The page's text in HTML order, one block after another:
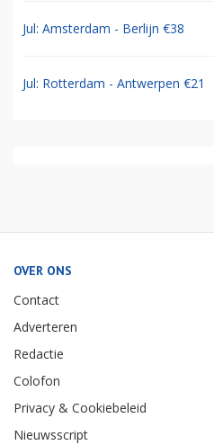
Jul: Amsterdam - Berlijn €38
Jul: Rotterdam - Antwerpen €21
OVER ONS
Contact
Adverteren
Redactie
Colofon
Privacy & Cookiebeleid
Nieuwsscript